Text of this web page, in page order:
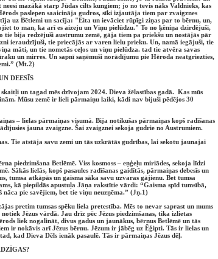
neesi mazākā starp Jūdas cilts kungiem; jo no tevis nāks Valdnieks, kas
paslepen saaicināja gudros, sīki izjautāja tiem par zvaigznes
uz Bētlemi un sacīja: "Eita un ievāciet rūpīgi ziņas par to bērnu, un,
to man, ka arī es aizeju un Viņu pielūdzu." To no ķēniņa dzirdējuši,
tie bija redzējuši austrumu zemē, gāja tiem pa priekšu un nostājās pār
ieraudzījuši, tie priecājās ar varen lielu prieku. Un, namā iegājuši, tie
māti, un tie nometās ceļos un viņu pielūdza. tad tie atvēra savas
un mirres. Un sapnī saņēmuši norādījumu pie Hēroda neatgriezties,
(Mt.2)
DEESĪS
un tagad mēs dzīvojam 2024. Dieva žēlastības gadā. Kas mūs
Mūsu zemē ir lieli pārmaiņu laiki, kādi nav bijuši pēdējos 30
– lielas pārmaiņas visumā. Bija notikušas pārmaiņas kopš radīšanas
jauna zvaigzne. Šai zvaigznei sekoja gudrie no Austrumiem.
Tie atstāja savu zemi un tās uzkrātās gudrības, lai sekotu jaunajai
piedzimšana Betlēmē. Viss kosmoss – eņģeļu miriādes, sekoja līdzi
Sākās lielās, kopš pasaules radīšanas gaidītās, pārmaiņas debesīs un
tumsa atkāpās un gaisma sāka savu uzvaras gājienu. Bet tumsa
kā piepildās apustuļa Jāņa rakstītie vārdi: “Gaisma spīd tumsībā,
pie savējiem, bet tie viņu neuzņēma.” (Jņ.1)
pretim tumsas spēku liela pretestība. Mēs to nevar saprast un mums
Jēzus vārdā. Jau drīz pēc Jēzus piedzimšanas, tika izlietas
liek nogalināt, divus gadus un jaunākus, bērnus Betlēmē un tās
ir nokāvis arī Jēzus bērnu. Jēzum ir jābēg uz Ēģipti. Tās ir lielas un
kad Dieva Dēls ienāk pasaulē. Tās ir pārmaiņas Jēzus dēļ.